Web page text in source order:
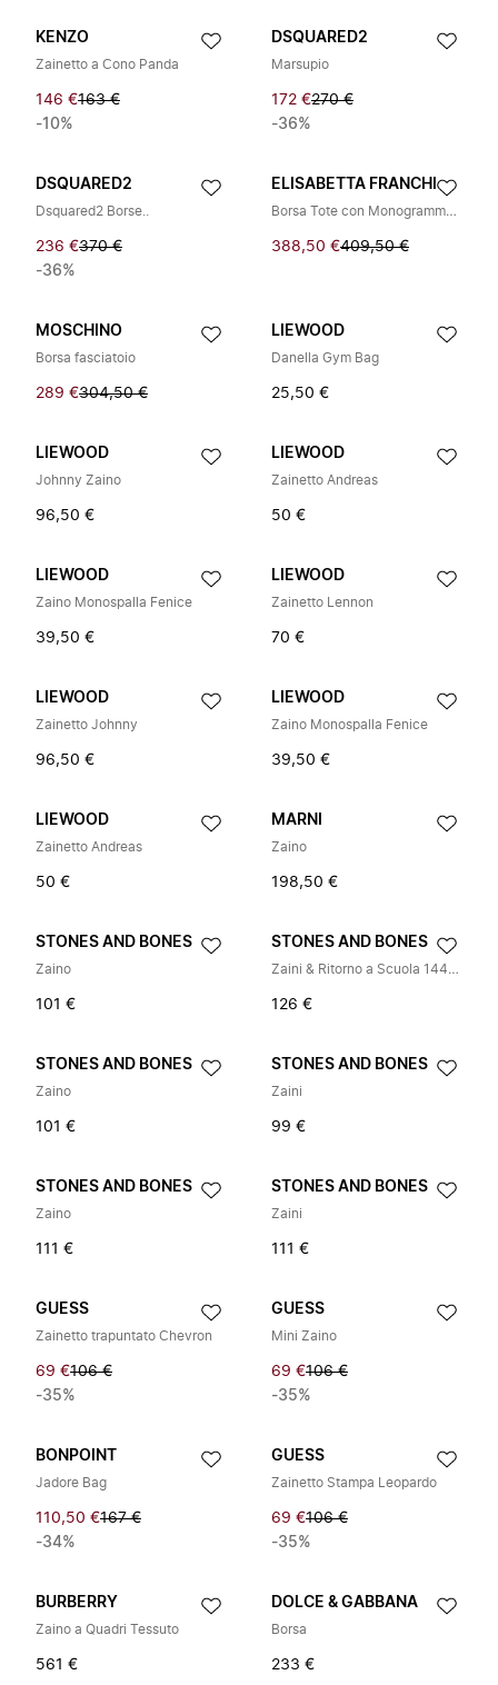
KENZO
Zainetto a Cono Panda
146 €163 €
-10%
DSQUARED2
Marsupio
172 €270 €
-36%
DSQUARED2
Dsquared2 Borse..
236 €370 €
-36%
ELISABETTA FRANCHI
Borsa Tote con Monogramma Impunturato
388,50 €409,50 €
MOSCHINO
Borsa fasciatoio
289 €304,50 €
LIEWOOD
Danella Gym Bag
25,50 €
LIEWOOD
Johnny Zaino
96,50 €
LIEWOOD
Zainetto Andreas
50 €
LIEWOOD
Zaino Monospalla Fenice
39,50 €
LIEWOOD
Zainetto Lennon
70 €
LIEWOOD
Zainetto Johnny
96,50 €
LIEWOOD
Zaino Monospalla Fenice
39,50 €
LIEWOOD
Zainetto Andreas
50 €
MARNI
Zaino
198,50 €
STONES AND BONES
Zaino
101 €
STONES AND BONES
Zaini & Ritorno a Scuola 144293118847
126 €
STONES AND BONES
Zaino
101 €
STONES AND BONES
Zaini
99 €
STONES AND BONES
Zaino
111 €
STONES AND BONES
Zaini
111 €
GUESS
Zainetto trapuntato Chevron
69 €106 €
-35%
GUESS
Mini Zaino
69 €106 €
-35%
BONPOINT
Jadore Bag
110,50 €167 €
-34%
GUESS
Zainetto Stampa Leopardo
69 €106 €
-35%
BURBERRY
Zaino a Quadri Tessuto
561 €
DOLCE & GABBANA
Borsa
233 €